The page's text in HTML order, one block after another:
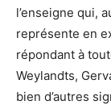
l’enseigne qui,
représente en
répondant à
Weylandts,
bien d’autres